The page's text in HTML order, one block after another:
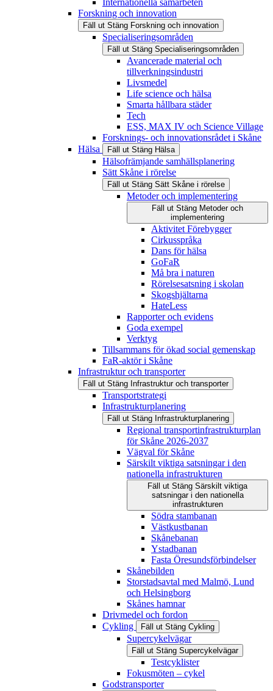
Internationella samarbeten
Forskning och innovation
Fäll ut Stäng Forskning och innovation
Specialiseringsområden
Fäll ut Stäng Specialiseringsområden
Avancerade material och
tillverkningsindustri
Livsmedel
Life science och hälsa
Smarta hållbara städer
Tech
ESS, MAX IV och Science Village
Forsknings- och innovationsrådet i Skåne
Hälsa
Fäll ut Stäng Hälsa
Hälsofrämjande samhällsplanering
Sätt Skåne i rörelse
Fäll ut Stäng Sätt Skåne i rörelse
Metoder och implementering
Fäll ut Stäng Metoder och
implementering
Aktivitet Förebygger
Cirkusspråka
Dans för hälsa
GoFaR
Må bra i naturen
Rörelsesatsning i skolan
Skogshjältarna
HateLess
Rapporter och evidens
Goda exempel
Verktyg
Tillsammans för ökad social gemenskap
FaR-aktör i Skåne
Infrastruktur och transporter
Fäll ut Stäng Infrastruktur och transporter
Transportstrategi
Infrastrukturplanering
Fäll ut Stäng Infrastrukturplanering
Regional transportinfrastrukturplan
för Skåne 2026-2037
Vägval för Skåne
Särskilt viktiga satsningar i den
nationella infrastrukturen
Fäll ut Stäng Särskilt viktiga
satsningar i den nationella
infrastrukturen
Södra stambanan
Västkustbanan
Skånebanan
Ystadbanan
Fasta Öresundsförbindelser
Skånebilden
Storstadsavtal med Malmö, Lund
och Helsingborg
Skånes hamnar
Drivmedel och fordon
Cykling
Fäll ut Stäng Cykling
Supercykelvägar
Fäll ut Stäng Supercykelvägar
Testcyklister
Fokusmöten – cykel
Godstransporter